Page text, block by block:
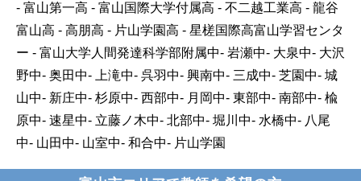
- 富山第一高 - 富山国際大学付属高 - 不二越工業高 - 龍谷
富山高 - 高朋高 - 片山学園高 - 星槎国際高富山学習センタ
ー - 富山大学人間発達科学部附属中- 岩瀬中- 大泉中- 大沢
野中- 奥田中- 上滝中- 呉羽中- 興南中- 三成中- 芝園中- 城
山中- 新庄中- 杉原中- 西部中- 月岡中- 東部中- 南部中- 楡
原中- 速星中- 立藤ノ木中- 北部中- 堀川中- 水橋中- 八尾
中- 山田中- 山室中- 和合中- 片山学園